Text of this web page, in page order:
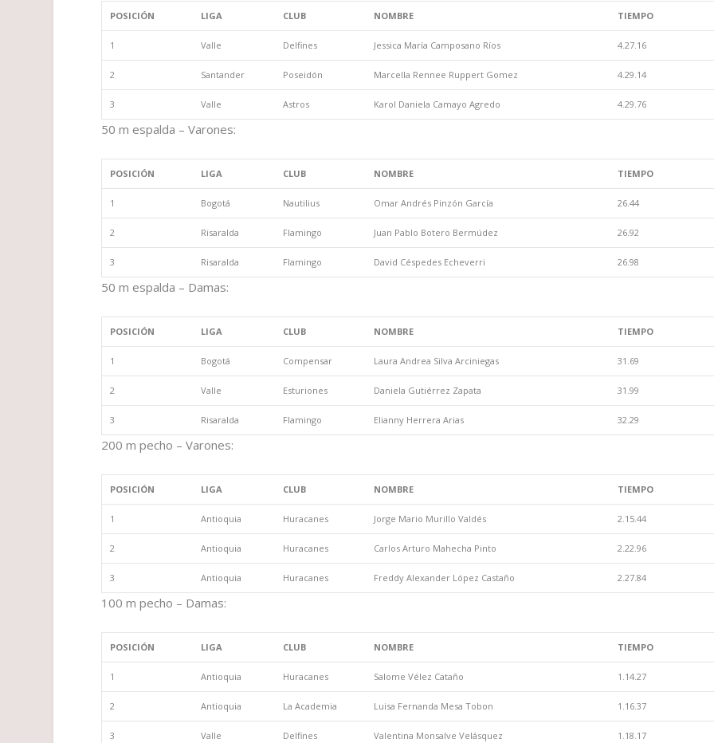
POSICIÓN LIGA CLUB NOMBRE TIEMPO
1 Valle Delfines Jessica María Camposano Ríos 4.27.16
2 Santander Poseidón Marcella Rennee Ruppert Gomez 4.29.14
3 Valle Astros Karol Daniela Camayo Agredo 4.29.76
50 m espalda – Varones:
POSICIÓN LIGA CLUB NOMBRE TIEMPO
1 Bogotá Nautilius Omar Andrés Pinzón García 26.44
2 Risaralda Flamingo Juan Pablo Botero Bermúdez 26.92
3 Risaralda Flamingo David Céspedes Echeverri 26.98
50 m espalda – Damas:
POSICIÓN LIGA CLUB NOMBRE TIEMPO
1 Bogotá Compensar Laura Andrea Silva Arciniegas 31.69
2 Valle Esturiones Daniela Gutiérrez Zapata 31.99
3 Risaralda Flamingo Elianny Herrera Arias 32.29
200 m pecho – Varones:
POSICIÓN LIGA CLUB NOMBRE TIEMPO
1 Antioquia Huracanes Jorge Mario Murillo Valdés 2.15.44
2 Antioquia Huracanes Carlos Arturo Mahecha Pinto 2.22.96
3 Antioquia Huracanes Freddy Alexander López Castaño 2.27.84
100 m pecho – Damas:
POSICIÓN LIGA CLUB NOMBRE TIEMPO
1 Antioquia Huracanes Salome Vélez Cataño 1.14.27
2 Antioquia La Academia Luisa Fernanda Mesa Tobon 1.16.37
3 Valle Delfines Valentina Monsalve Velásquez 1.18.17